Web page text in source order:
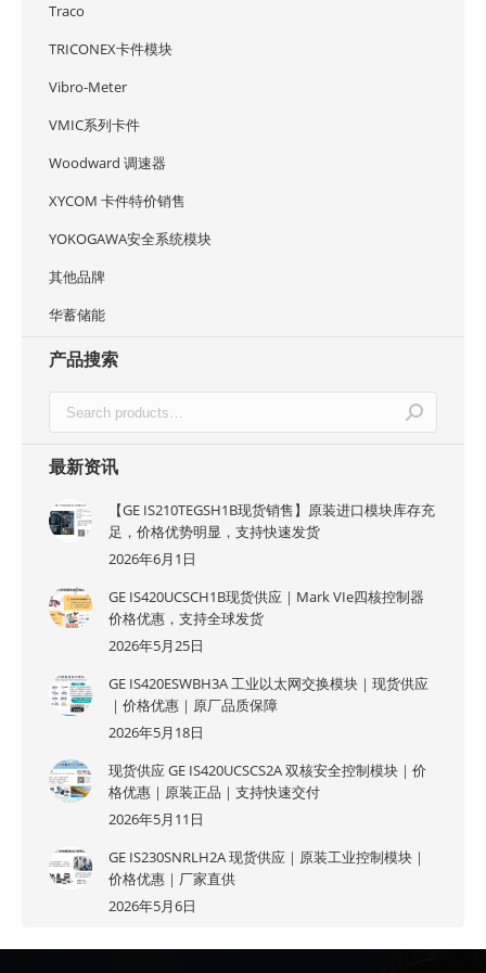
Traco
TRICONEX卡件模块
Vibro-Meter
VMIC系列卡件
Woodward 调速器
XYCOM 卡件特价销售
YOKOGAWA安全系统模块
其他品牌
华蓄储能
产品搜索
最新资讯
【GE IS210TEGSH1B现货销售】原装进口模块库存充
足，价格优势明显，支持快速发货
2026年6月1日
GE IS420UCSCH1B现货供应｜Mark VIe四核控制器
价格优惠，支持全球发货
2026年5月25日
GE IS420ESWBH3A 工业以太网交换模块｜现货供应
｜价格优惠｜原厂品质保障
2026年5月18日
现货供应 GE IS420UCSCS2A 双核安全控制模块｜价
格优惠｜原装正品｜支持快速交付
2026年5月11日
GE IS230SNRLH2A 现货供应｜原装工业控制模块｜
价格优惠｜厂家直供
2026年5月6日